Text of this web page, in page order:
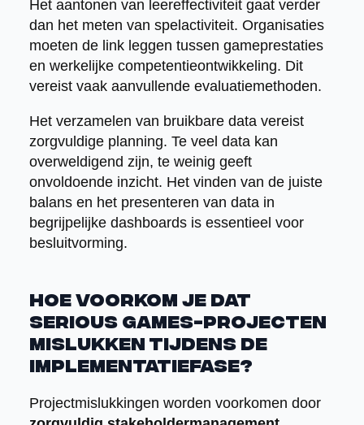
Het aantonen van leereffectiviteit gaat verder
dan het meten van spelactiviteit. Organisaties
moeten de link leggen tussen gameprestaties
en werkelijke competentieontwikkeling. Dit
vereist vaak aanvullende evaluatiemethoden.
Het verzamelen van bruikbare data vereist
zorgvuldige planning. Te veel data kan
overweldigend zijn, te weinig geeft
onvoldoende inzicht. Het vinden van de juiste
balans en het presenteren van data in
begrijpelijke dashboards is essentieel voor
besluitvorming.
Hoe voorkom je dat
serious games-projecten
mislukken tijdens de
implementatiefase?
Projectmislukkingen worden voorkomen door